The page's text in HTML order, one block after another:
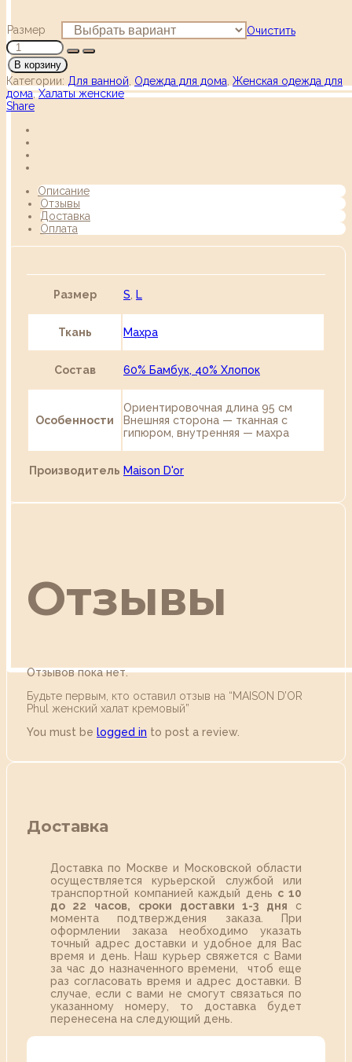
Размер Очистить
В корзину
Категории: Для ванной Одежда для дома Женская одежда для
дома,Халаты женские
Share
Описание
Отзывы
Доставка
Оплата
Размер S L
Ткань Махра
Состав 60% Бамбук, 40% Хлопок
Особенности
Ориентировочная длина 95 см
Внешняя сторона — тканная с
гипюром, внутренняя — махра
Производитель Maison D'or
Отзывы
Отзывов пока нет.
Будьте первым, кто оставил отзыв на “MAISON D’OR
Phul женский халат кремовый”
You must be logged in to post a review.
Доставка
Доставка по Москве и Московской области
осуществляется курьерской службой или
транспортной компанией каждый день с 10
до 22 часов,
сроки доставки 1-3 дня с
момента подтверждения заказа. При
оформлении заказа необходимо указать
точный адрес доставки и удобное для Вас
время и день. Наш курьер свяжется с Вами
за час до назначенного времени, чтоб еще
раз согласовать время и адрес доставки. В
случае, если с вами не смогут связаться по
указанному номеру, то доставка будет
перенесена на следующий день.